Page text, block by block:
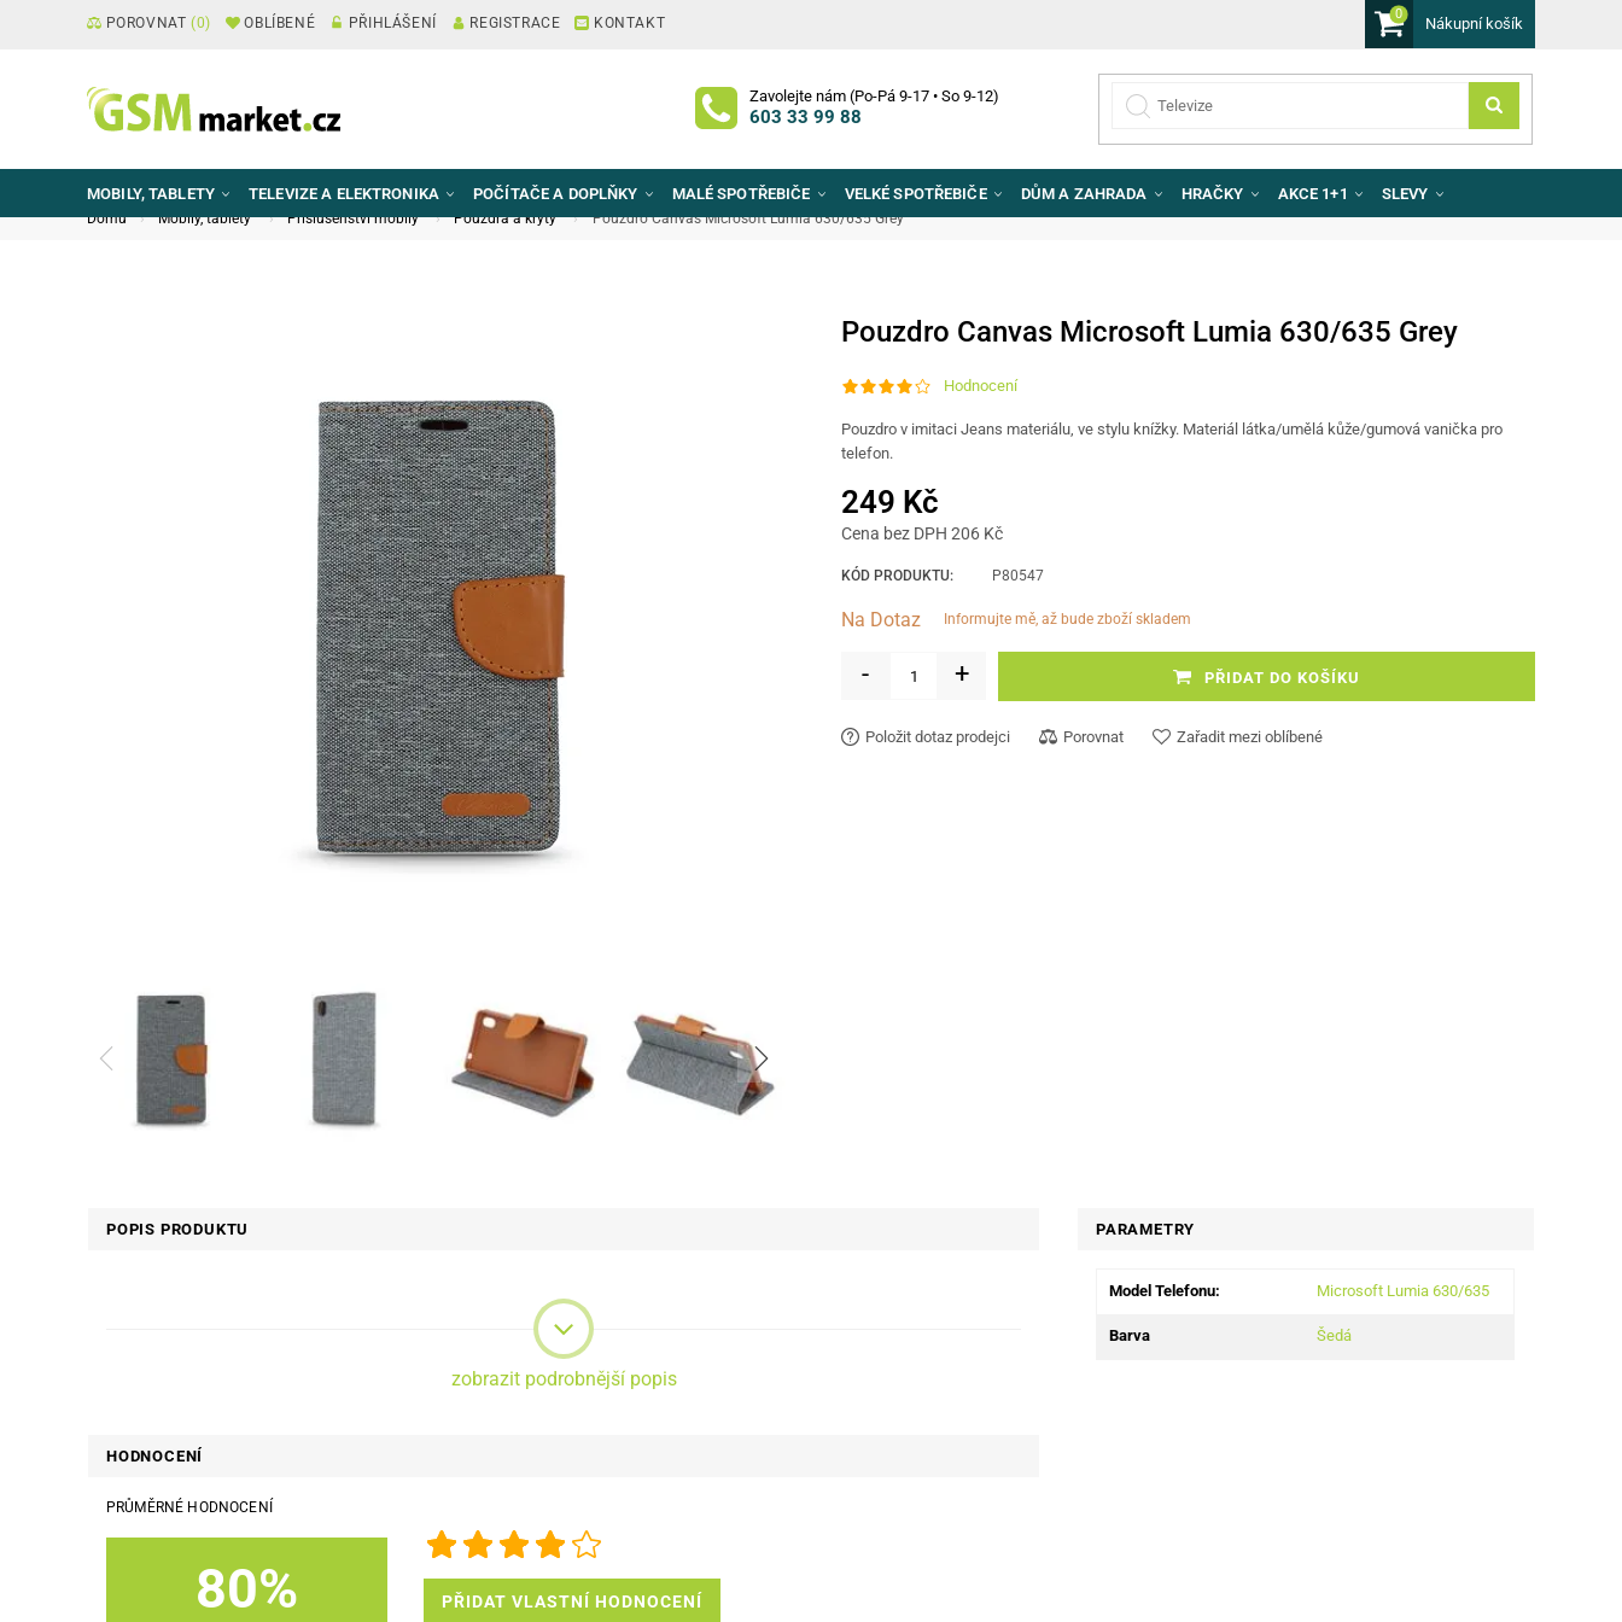
Zavolejte nám (Po-Pá 9-17 • So 9-12)
603 33 99 88
POROVNAT(0) OBLÍBENÉ PŘIHLÁŠENÍ REGISTRACE KONTAKT
0
Nákupní košík
MOBILY, TABLETY TELEVIZE A ELEKTRONIKA POČÍTAČE A DOPLŇKY MALÉ SPOTŘEBIČE VELKÉ SPOTŘEBIČE DŮM A ZAHRADA HRAČKY AKCE 1+1 SLEVY
Domů Mobily, tablety Příslušenství mobily Pouzdra a kryty Pouzdro Canvas Microsoft Lumia 630/635 Grey
Pouzdro Canvas Microsoft Lumia 630/635 Grey
Hodnocení
Pouzdro v imitaci Jeans materiálu, ve stylu knížky. Materiál látka/umělá kůže/gumová vanička pro
telefon.
249 Kč
Cena bez DPH 206 Kč
KÓD PRODUKTU: P80547
Na Dotaz informujte mě, až bude zboží skladem
- + PŘIDAT DO KOŠÍKU
Položit dotaz prodejci Porovnat Zařadit mezi oblíbené
POPIS PRODUKTU
zobrazit podrobnější popis
PARAMETRY
Model Telefonu: Microsoft Lumia 630/635
Barva Šedá
HODNOCENÍ
PRŮMĚRNÉ HODNOCENÍ
80% PŘIDAT VLASTNÍ HODNOCENÍ